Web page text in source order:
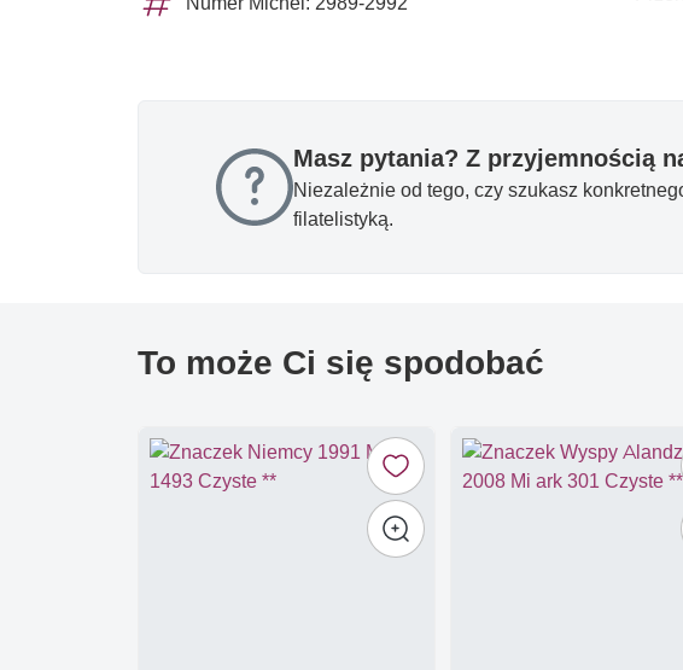
Masz pytania? Z przyjemnością
Niezależnie od tego, czy szukasz
filatelistyką.
To może Ci się spodobać